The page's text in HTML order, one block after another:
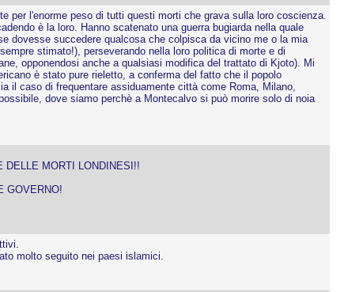
per l'enorme peso di tutti questi morti che grava sulla loro coscienza.
è la loro. Hanno scatenato una guerra bugiarda nella quale
dovesse succedere qualcosa che colpisca da vicino me o la mia
stimato!), perseverando nella loro politica di morte e di
opponendosi anche a qualsiasi modifica del trattato di Kjoto). Mi
è stato pure rieletto, a conferma del fatto che il popolo
il caso di frequentare assiduamente città come Roma, Milano,
dove siamo perchè a Montecalvo si può morire solo di noia
DELLE MORTI LONDINESI!!
GOVERNO!
molto seguito nei paesi islamici.